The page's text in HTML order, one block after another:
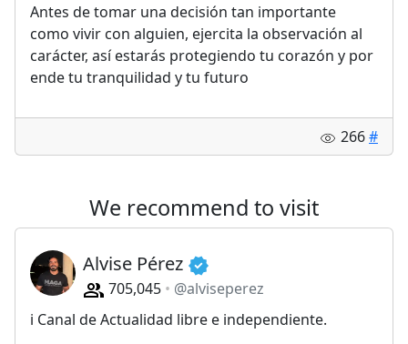
Antes de tomar una decisión tan importante
como vivir con alguien, ejercita la observación al
carácter, así estarás protegiendo tu corazón y por
ende tu tranquilidad y tu futuro
266#
We recommend to visit
Alvise Pérez
705,045
@alviseperez
ℹ️ Canal de Actualidad libre e independiente.